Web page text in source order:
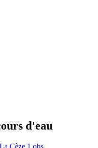
d'eau
La Cèze 1 obs.